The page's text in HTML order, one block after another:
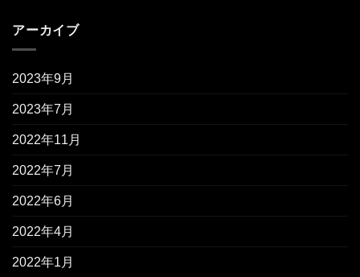
アーカイブ
2023年9月
2023年7月
2022年11月
2022年7月
2022年6月
2022年4月
2022年1月